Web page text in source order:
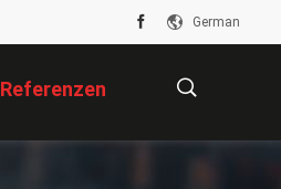
German
Referenzen